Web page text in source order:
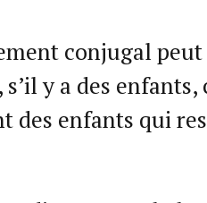
conjugal
y a des
des enfants qui